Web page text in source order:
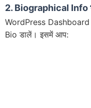
2. Biographical Info
WordPress
Bio डालें। इसमें आप: